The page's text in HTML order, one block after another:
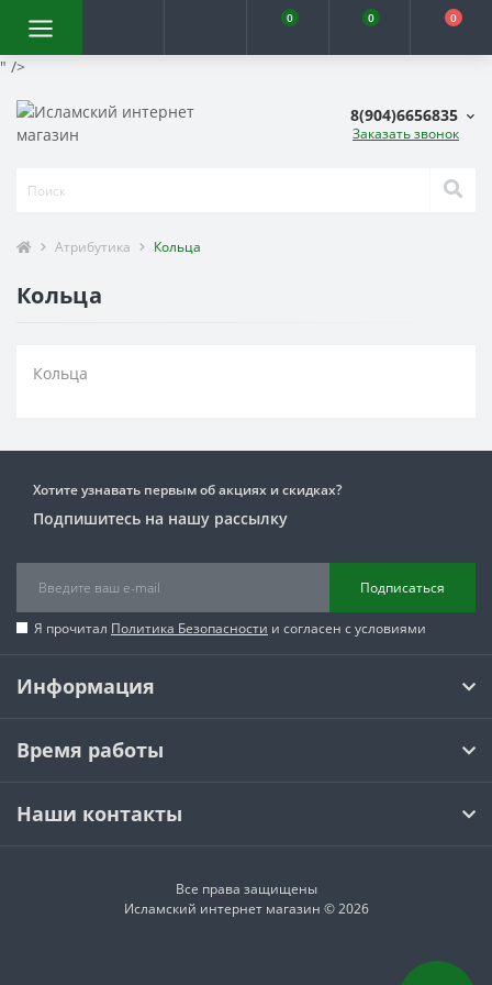
" />
0 0 0
8(904)6656835
Заказать звонок
Атрибутика Кольца
Кольца
Кольца
Хотите узнавать первым об акциях и скидках?
Подпишитесь на нашу рассылку
Подписаться
Я прочитал Политика Безопасности и согласен с условиями
Информация
Время работы
Наши контакты
Все права защищены
Исламский интернет магазин © 2026